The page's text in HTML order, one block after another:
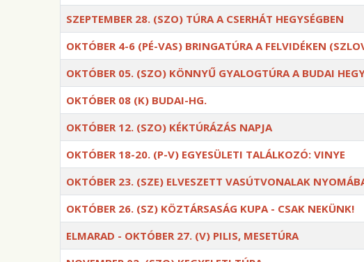
SZEPTEMBER 28. (SZO) TÚRA A CSERHÁT HEGYSÉGBEN
OKTÓBER 4-6 (PÉ-VAS) BRINGATÚRA A FELVIDÉKEN
OKTÓBER 05. (SZO) KÖNNYŰ GYALOGTÚRA A BUDAI
OKTÓBER 08 (K) BUDAI-HG.
OKTÓBER 12. (SZO) KÉKTÚRÁZÁS NAPJA
OKTÓBER 18-20. (P-V) EGYESÜLETI TALÁLKOZÓ: VINYE
OKTÓBER 23. (SZE) ELVESZETT VASÚTVONALAK
OKTÓBER 26. (SZ) KÖZTÁRSASÁG KUPA - CSAK NEKÜNK!
ELMARAD - OKTÓBER 27. (V) PILIS, MESETÚRA